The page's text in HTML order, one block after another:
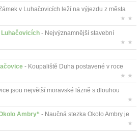
v Luhačovicích leží na výjezdu z města
★ ★
Luhačovicích - Nejvýznamnější stavební
★ ★
- Koupaliště Duha postavené v roce
★ ★
jsou největší moravské lázně s dlouhou
★
Ambry“ - Naučná stezka Okolo Ambry je
★